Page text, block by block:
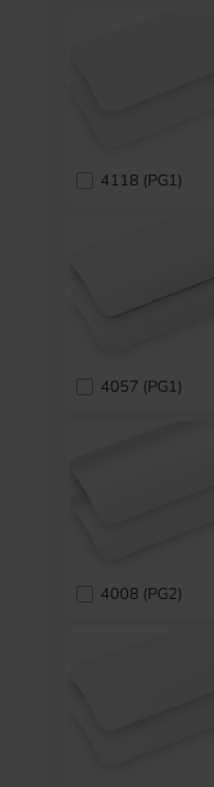
4118 (PG1)
4057 (PG1)
4008 (PG2)